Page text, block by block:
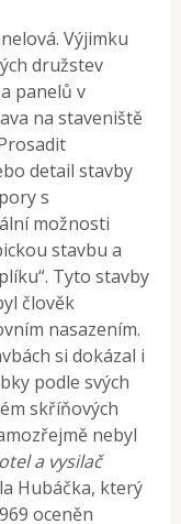
Výjimku
družstev
panelů v
na staveniště
detail stavby
s
možnosti
stavbu a
Tyto stavby
člověk
nasazením.
si dokázal i
podle svých
skříňových
nebyl
a vysilač
Hubáčka, který
oceněn